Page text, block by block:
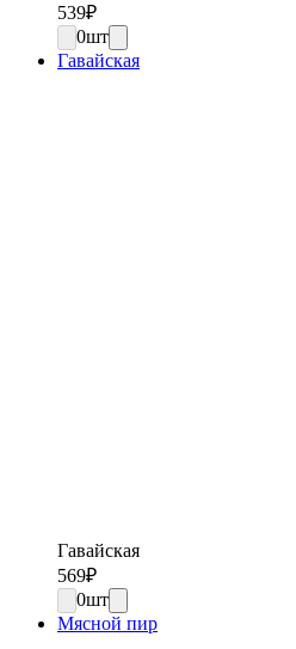
539₽
0шт
Гавайская
Гавайская
569₽
0шт
Мясной пир